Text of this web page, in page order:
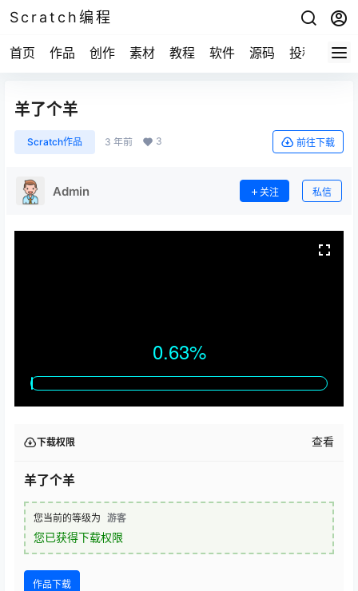
Scratch编程
首页 作品 创作 素材 教程 软件 源码 投稿 关于
羊了个羊
Scratch作品 3 年前 3 前往下载
Admin 关注 私信
下载权限 查看
羊了个羊
您当前的等级为 游客
您已获得下载权限
作品下载